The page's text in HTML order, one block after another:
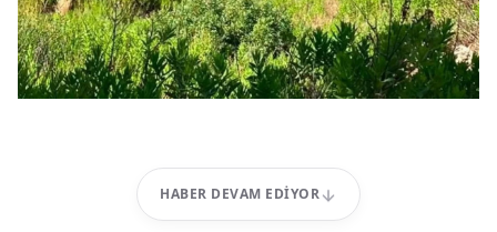
HABER DEVAM EDIYOR